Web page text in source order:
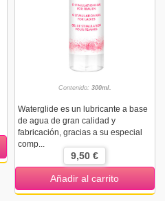
Contenido: 300ml.
Waterglide es un lubricante a base
de agua de gran calidad y
fabricación, gracias a su especial
comp...
9,50 €
Añadir al carrito